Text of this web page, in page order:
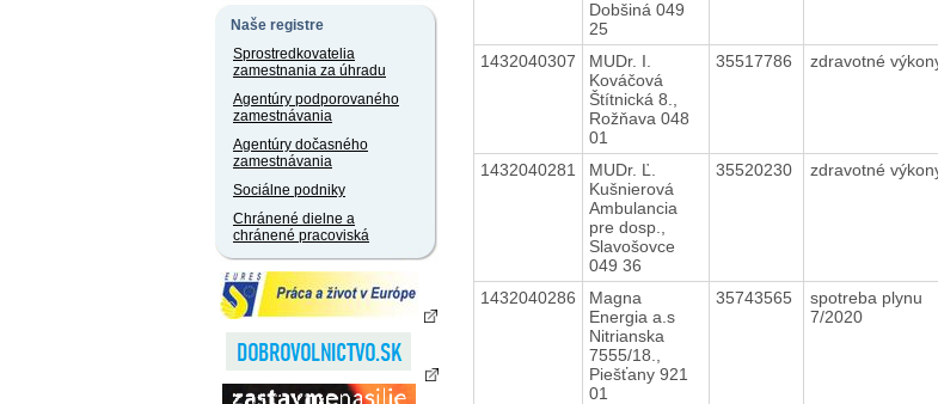
Naše registre
Sprostredkovatelia
zamestnania za úhradu
Agentúry podporovaného
zamestnávania
Agentúry dočasného
zamestnávania
Sociálne podniky
Chránené dielne a
chránené pracoviská
Dobšiná 049
25
1432040307
MUDr. I.
Kováčová
Štítnická 8.,
Rožňava 048
01
35517786 zdravotné
1432040281
MUDr. Ľ.
Kušnierová
Ambulancia
pre dosp.,
Slavošovce
049 36
35520230 zdravotné
1432040286
Magna
Energia a.s
Nitrianska
7555/18.,
Piešťany 921
01
35743565
spotreba plynu
7/2020